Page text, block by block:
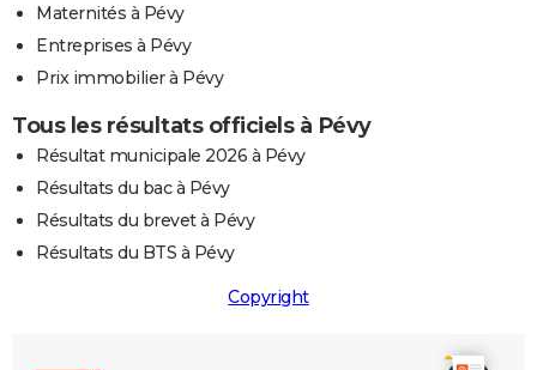
Maternités à Pévy
Entreprises à Pévy
Prix immobilier à Pévy
Tous les résultats officiels à Pévy
Résultat municipale 2026 à Pévy
Résultats du bac à Pévy
Résultats du brevet à Pévy
Résultats du BTS à Pévy
Copyright